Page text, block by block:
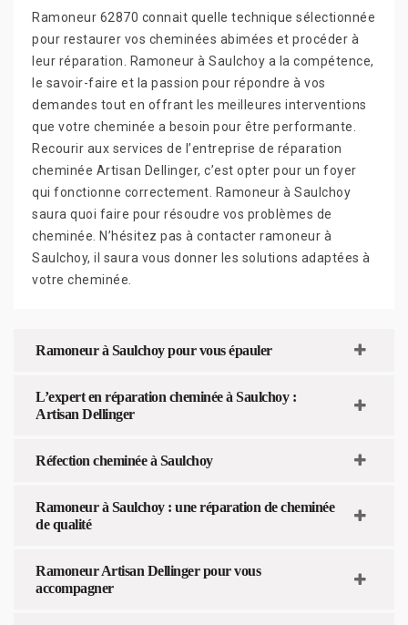
Ramoneur 62870 connait quelle technique sélectionnée
pour restaurer vos cheminées abimées et procéder à
leur réparation. Ramoneur à Saulchoy a la compétence,
le savoir-faire et la passion pour répondre à vos
demandes tout en offrant les meilleures interventions
que votre cheminée a besoin pour être performante.
Recourir aux services de l’entreprise de réparation
cheminée Artisan Dellinger, c’est opter pour un foyer
qui fonctionne correctement. Ramoneur à Saulchoy
saura quoi faire pour résoudre vos problèmes de
cheminée. N’hésitez pas à contacter ramoneur à
Saulchoy, il saura vous donner les solutions adaptées à
votre cheminée.
Ramoneur à Saulchoy pour vous épauler
L’expert en réparation cheminée à Saulchoy :
Artisan Dellinger
Réfection cheminée à Saulchoy
Ramoneur à Saulchoy : une réparation de cheminée
de qualité
Ramoneur Artisan Dellinger pour vous
accompagner